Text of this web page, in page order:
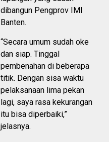
dibangun Pengprov IMI
Banten.
“Secara umum sudah oke
dan siap. Tinggal
pembenahan di beberapa
titik. Dengan sisa waktu
pelaksanaan lima pekan
lagi, saya rasa kekurangan
itu bisa diperbaiki,”
jelasnya.